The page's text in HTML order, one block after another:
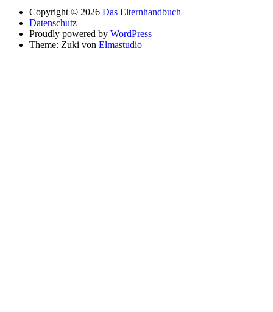
Copyright © 2026 Das Elternhandbuch
Datenschutz
Proudly powered by WordPress
Theme: Zuki von Elmastudio